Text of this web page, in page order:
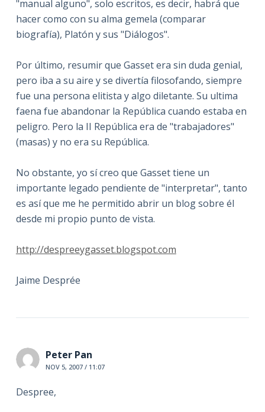
"manual alguno", solo escritos, es decir, habrá que
hacer como con su alma gemela (comparar
biografía), Platón y sus "Diálogos".
Por último, resumir que Gasset era sin duda genial,
pero iba a su aire y se divertía filosofando, siempre
fue una persona elitista y algo diletante. Su ultima
faena fue abandonar la República cuando estaba en
peligro. Pero la II República era de "trabajadores"
(masas) y no era su República.
No obstante, yo sí creo que Gasset tiene un
importante legado pendiente de "interpretar", tanto
es así que me he permitido abrir un blog sobre él
desde mi propio punto de vista.
http://despreeygasset.blogspot.com
Jaime Desprée
Peter Pan
NOV 5, 2007 / 11:07
Despree,